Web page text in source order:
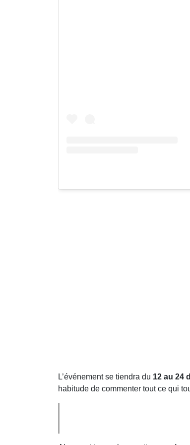
L’événement se tiendra du 12 au 24
habitude de commenter tout ce qui